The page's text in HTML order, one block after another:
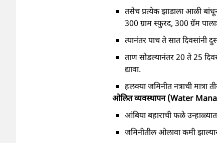
तसेच प्रत्येक झाडाला आळी
300 ग्राम स्फुरद, 300 ग्रॅम
त्यानंतर पाच ते सात दिवसांनी
ताण सोडल्यानंतर 20 ते 25
द्यावा.
हलक्या जमिनीत नत्राची मात्रा
ओलित व्यवस्थापन (Water
आंबिया बहाराची फळे
जमिनीतील ओलावा कमी